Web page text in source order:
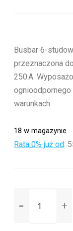
Busbar 6-
przeznaczona
250 A.
ognioodpornego
warunkach.
18 w magazynie
Rata 0% już od:
Busbar